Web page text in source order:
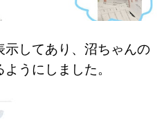
してあり、沼ちゃんの
うにしました。